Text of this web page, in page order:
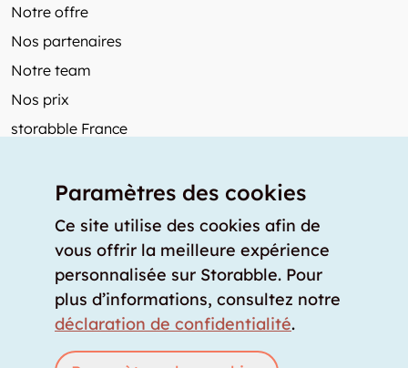
Notre offre
Nos partenaires
Notre team
Nos prix
storabble France
Articles de presse
Comment calculer la capacité d'un garde-meuble?
Quel est le tarif moyen d'un garde-meuble?
Pour fournisseurs de stockage
Connexion Annoncez un espace de stockage
Paramètres des cookies
Ce site utilise des cookies afin de
vous offrir la meilleure expérience
personnalisée sur Storabble. Pour
plus d’informations, consultez notre
déclaration de confidentialité.